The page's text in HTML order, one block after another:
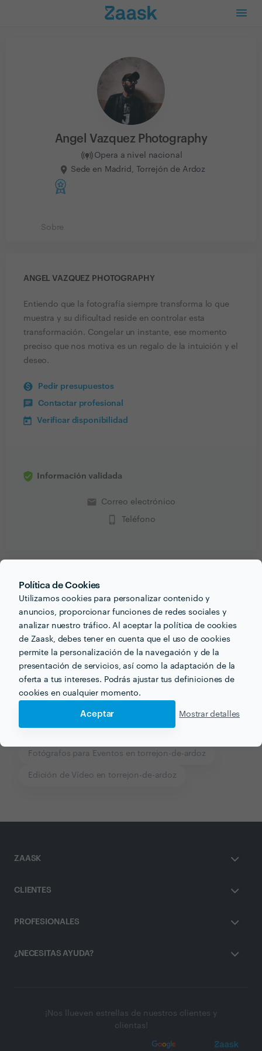
Política de Cookies
Utilizamos cookies para personalizar contenido y
anuncios, proporcionar funciones de redes sociales y
analizar nuestro tráfico. Al aceptar la política de cookies
de Zaask, debes tener en cuenta que el uso de cookies
permite la personalización de la navegación y de la
presentación de servicios, así como la adaptación de la
oferta a tus intereses. Podrás ajustar tus definiciones de
cookies en cualquier momento.
Aceptar Mostrar detalles
Angel Vazquez Photography
Opera a nivel nacional
Sede en Madrid, Torrejón de Ardoz
Sobre
ANGEL VAZQUEZ PHOTOGRAPHY
Entiendo que la fotografía siempre transforma lo que
muestra y su dificultad reside en controlar esta
transformación. Congelar un instante, ese momento
preciso que nos motiva es un regalo de la intuición y el
deseo.
Pedir presupuestos
Contactar profesional
Verificar disponibilidad
Información validada
email Correo electrónico
phone_iphone Teléfono
Recibe varias propuestas de profesionales como
Angel Vazquez Photographyen pocas horas.
Otros servicios proporcionados por Angel Vazquez
Photography
Fotógrafos en torrejon-de-ardoz
Fotógrafos para Eventos en torrejon-de-ardoz
Edición de Vídeo en torrejon-de-ardoz
ZAASK
CLIENTES
PROFESIONALES
¿NECESITAS AYUDA?
¡Nos llueven estrellas de nuestros clientes y
clientas!